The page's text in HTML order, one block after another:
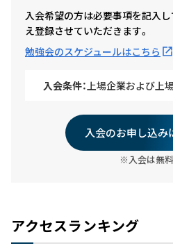
入会希望の方は必要事項を記入
え登録させていただきます。
勉強会のスケジュールはこちら
入会条件： 上場企業および上
入会のお申し込み
※入会は無
アクセスランキング